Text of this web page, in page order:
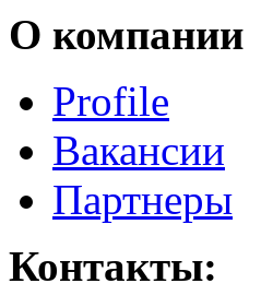
О компании
Profile
Вакансии
Партнеры
Контакты: